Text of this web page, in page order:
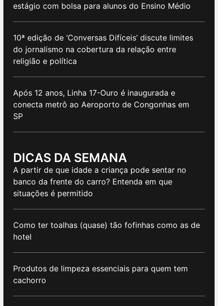
estágio com bolsa para alunos do Ensino Médio
10ª edição de ‘Conversas Difíceis’ discute limites
do jornalismo na cobertura da relação entre
religião e política
Após 12 anos, Linha 17-Ouro é inaugurada e
conecta metrô ao Aeroporto de Congonhas em
SP
DICAS DA SEMANA
A partir de que idade a criança pode sentar no
banco da frente do carro? Entenda em que
situações é permitido
Como ter toalhas (quase) tão fofinhas como as de
hotel
Produtos de limpeza essenciais para quem tem
cachorro